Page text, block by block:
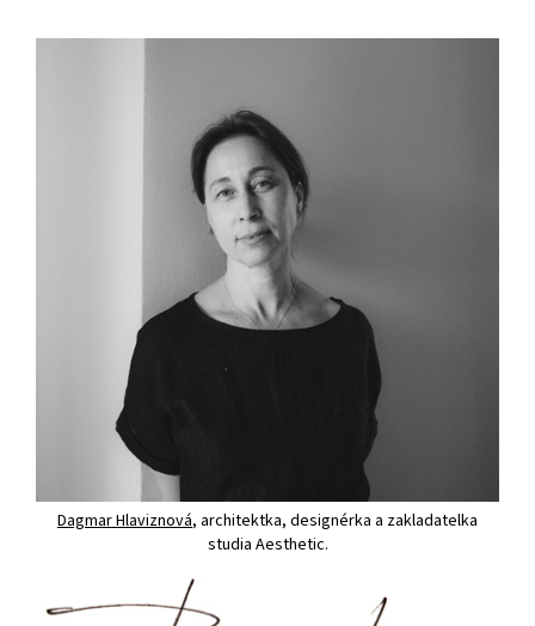
Dagmar Hlaviznová, architektka, designérka a zakladatelka
studia Aesthetic.